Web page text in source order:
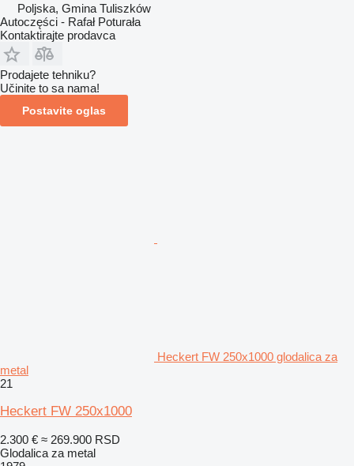
Poljska, Gmina Tuliszków
Autoczęści - Rafał Poturała
Kontaktirajte prodavca
Prodajete tehniku?
Učinite to sa nama!
Postavite oglas
Heckert FW 250x1000 glodalica za
metal
21
Heckert FW 250x1000
2.300 € ≈ 269.900 RSD
Glodalica za metal